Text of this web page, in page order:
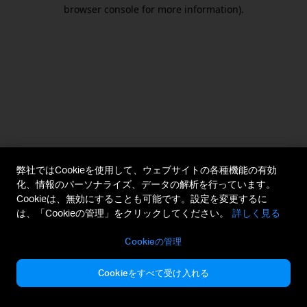
browser console for more information).
弊社ではCookieを使用して、ウェブサイトの各種機能の有効
化、情報のパーソナライズ、データの解析を行っています。
Cookieは、無効にすることも可能です。設定を変更するに
は、「Cookieの管理」をクリックしてください。
詳しく見る
Cookieの管理
Cookieをすべて受け入れる